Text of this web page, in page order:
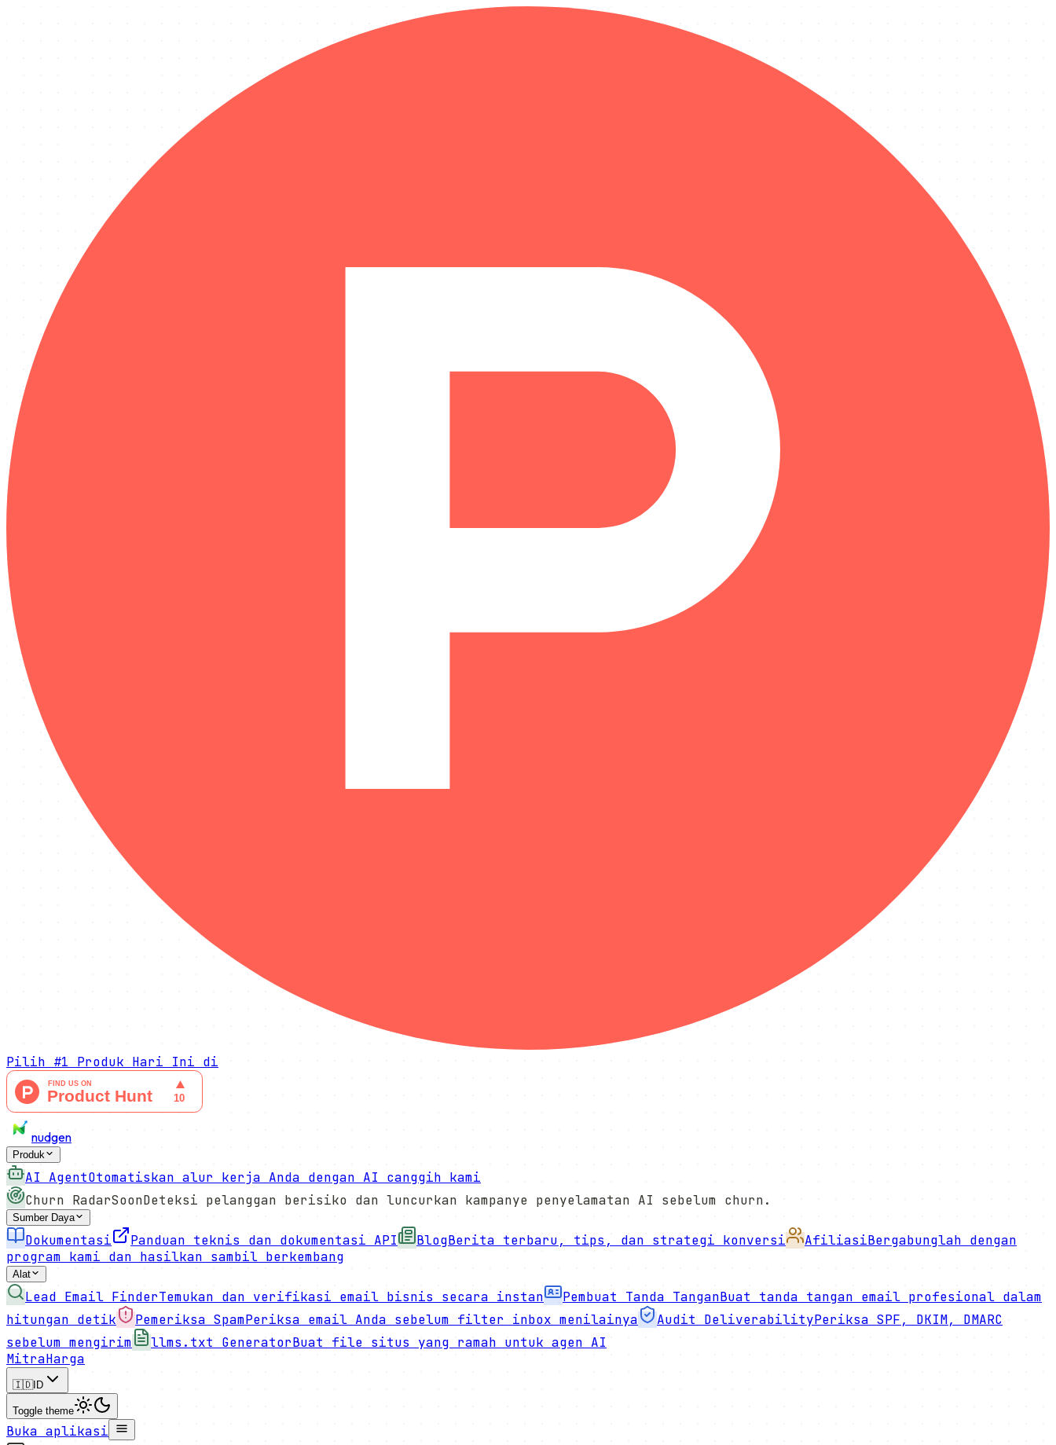
Pilih #1 Produk Hari Ini di
nudgen
Produk
AI AgentOtomatiskan alur kerja Anda dengan AI canggih kami
Churn RadarSoonDeteksi pelanggan berisiko dan luncurkan kampanye penyelamatan AI sebelum churn.
Sumber Daya
Dokumentasi Panduan teknis dan dokumentasi API BlogBerita terbaru, tips, dan strategi konversi AfiliasiBergabunglah dengan
program kami dan hasilkan sambil berkembang
Alat
Lead Email FinderTemukan dan verifikasi email bisnis secara instan Pembuat Tanda TanganBuat tanda tangan email profesional dalam
hitungan detik
Pemeriksa SpamPeriksa email Anda sebelum filter inbox menilainya Audit DeliverabilityPeriksa SPF, DKIM, DMARC
sebelum mengirim
llms.txt GeneratorBuat file situs yang ramah untuk agen AI
MitraHarga
🇮🇩ID
Toggle theme
Buka aplikasi